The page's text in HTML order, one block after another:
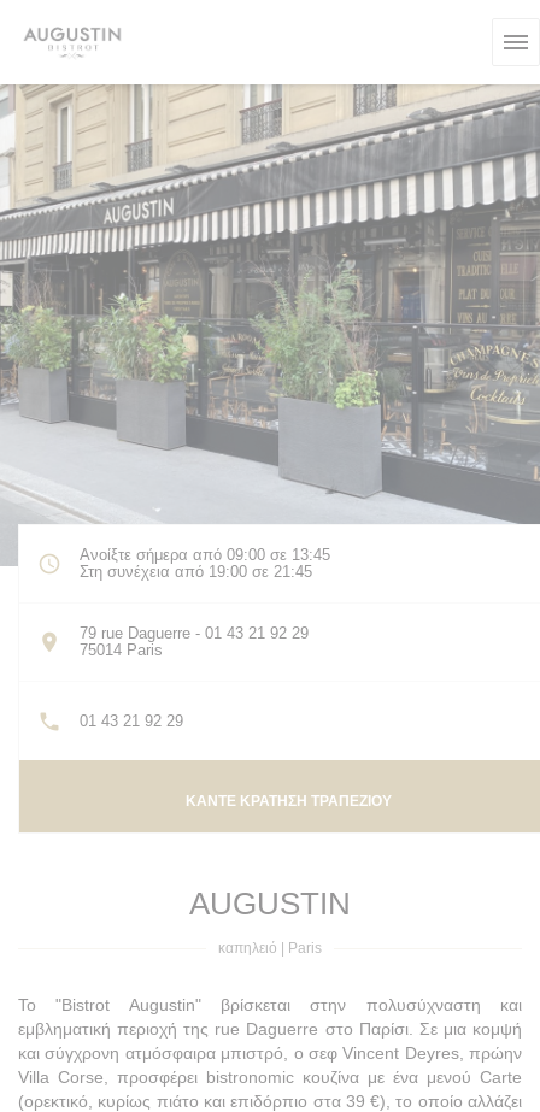
Ανοίξτε σήμερα από 09:00 σε 13:45
Στη συνέχεια από 19:00 σε 21:45
79 rue Daguerre - 01 43 21 92 29
75014 Paris
01 43 21 92 29
ΚΆΝΤΕ ΚΡΆΤΗΣΗ ΤΡΑΠΕΖΙΟΎ
AUGUSTIN
καπηλειό Paris
Το "Bistrot Augustin" βρίσκεται στην πολυσύχναστη και
εμβληματική περιοχή της rue Daguerre στο Παρίσι. Σε μια κομψή
και σύγχρονη ατμόσφαιρα μπιστρό, ο σεφ Vincent Deyres, πρώην
Villa Corse, προσφέρει bistronomic κουζίνα με ένα μενού Carte
(ορεκτικό, κυρίως πιάτο και επιδόρπιο στα 39 €), το οποίο αλλάζει